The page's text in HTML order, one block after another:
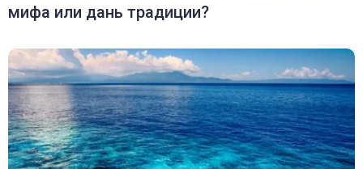
мифа или дань традиции?